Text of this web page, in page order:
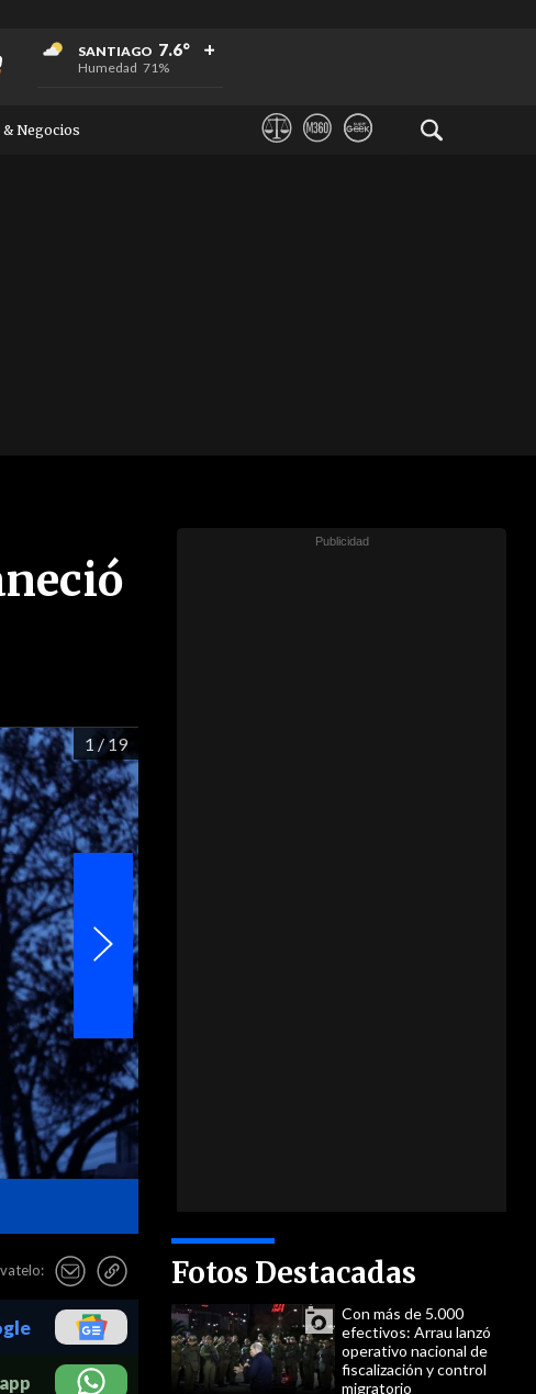
SANTIAGO 7.6°
Humedad 71%
+
+
+
Negocios
1 / 19
Fotos Destacadas
Con más de 5.000
efectivos: Arrau lanzó
operativo nacional de
fiscalización y control
migratorio